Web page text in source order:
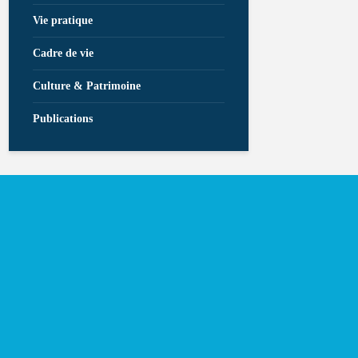
Vie pratique
Cadre de vie
Culture & Patrimoine
Publications